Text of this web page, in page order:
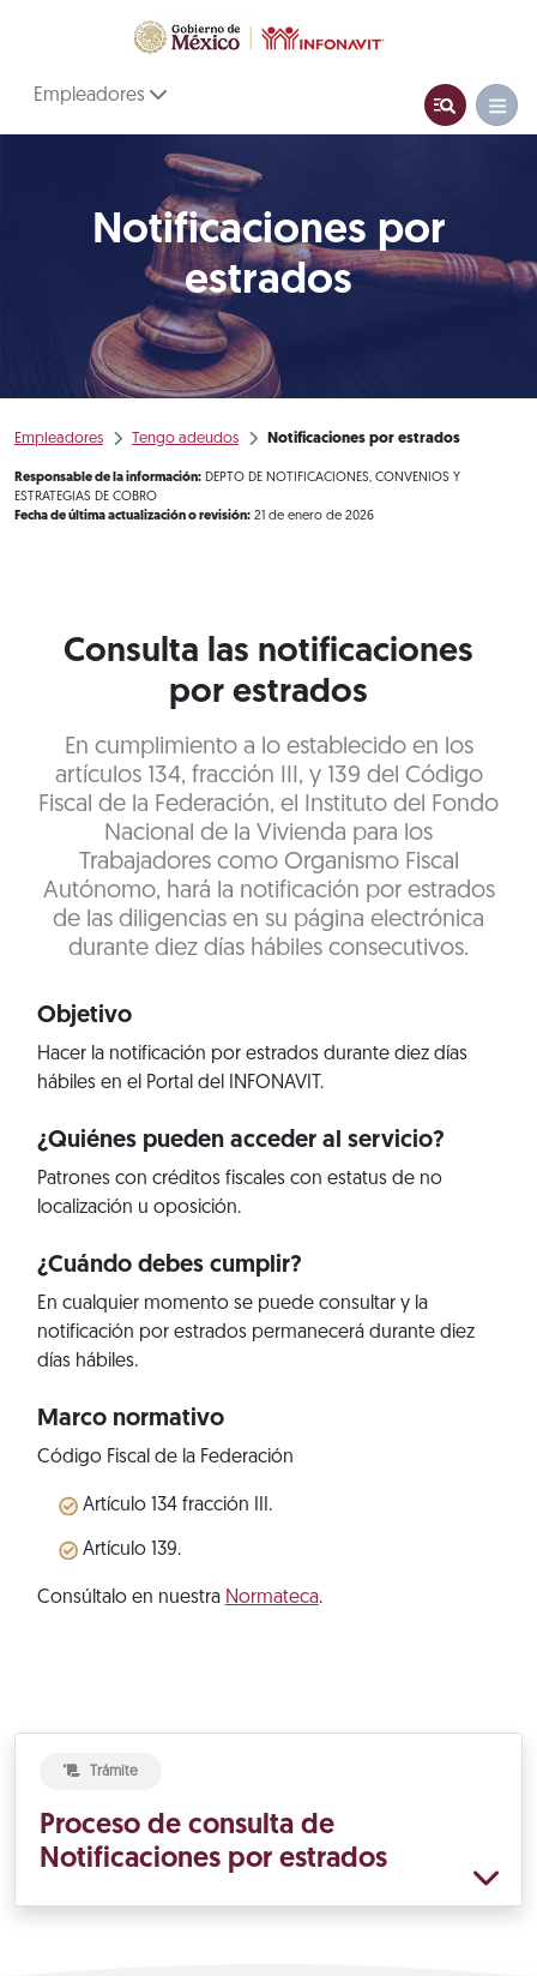
Empleadores
Notificaciones por
estrados
Empleadores Tengo adeudos Notificaciones por estrados
Responsable de la información: DEPTO DE NOTIFICACIONES, CONVENIOS Y
ESTRATEGIAS DE COBRO
Fecha de última actualización o revisión: 21 de enero de 2026
Consulta las notificaciones
por estrados
En cumplimiento a lo establecido en los
artículos 134, fracción III, y 139 del Código
Fiscal de la Federación, el Instituto del Fondo
Nacional de la Vivienda para los
Trabajadores como Organismo Fiscal
Autónomo, hará la notificación por estrados
de las diligencias en su página electrónica
durante diez días hábiles consecutivos.
Objetivo
Hacer la notificación por estrados durante diez días
hábiles en el Portal del INFONAVIT.
¿Quiénes pueden acceder al servicio?
Patrones con créditos fiscales con estatus de no
localización u oposición.
¿Cuándo debes cumplir?
En cualquier momento se puede consultar y la
notificación por estrados permanecerá durante diez
días hábiles.
Marco normativo
Código Fiscal de la Federación
Artículo 134 fracción III.
Artículo 139.
Consúltalo en nuestra Normateca.
Trámite
Proceso de consulta de
Notificaciones por estrados